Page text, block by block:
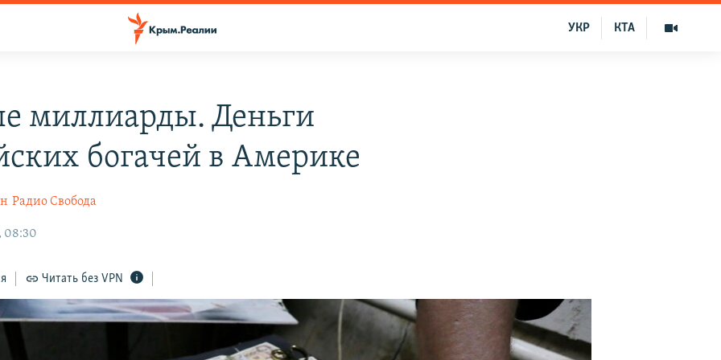
КТА
УКР
миллиарды. Деньги
богачей в Америке
Радио Свобода
08:30
Читать без VPN